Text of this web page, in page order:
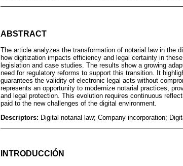
ABSTRACT
The article analyzes the transformation of notarial law in the
how digitization impacts efficiency and legal certainty in
legislation and case studies. The results show a growing
need for regulatory reforms to support this transition. It
guarantees the validity of electronic legal acts without
represents an opportunity to modernize notarial practices,
and legal protection. This evolution requires continuous
paid to the new challenges of the digital environment.
Descriptors: Digital notarial law; Company incorporation;
INTRODUCCIÓN